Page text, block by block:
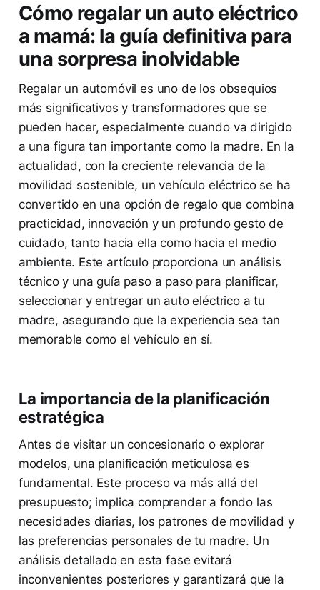
Cómo regalar un auto eléctrico
a mamá: la guía definitiva para
una sorpresa inolvidable
Regalar un automóvil es uno de los obsequios
más significativos y transformadores que se
pueden hacer, especialmente cuando va dirigido
a una figura tan importante como la madre. En la
actualidad, con la creciente relevancia de la
movilidad sostenible, un vehículo eléctrico se ha
convertido en una opción de regalo que combina
practicidad, innovación y un profundo gesto de
cuidado, tanto hacia ella como hacia el medio
ambiente. Este artículo proporciona un análisis
técnico y una guía paso a paso para planificar,
seleccionar y entregar un auto eléctrico a tu
madre, asegurando que la experiencia sea tan
memorable como el vehículo en sí.
La importancia de la planificación
estratégica
Antes de visitar un concesionario o explorar
modelos, una planificación meticulosa es
fundamental. Este proceso va más allá del
presupuesto; implica comprender a fondo las
necesidades diarias, los patrones de movilidad y
las preferencias personales de tu madre. Un
análisis detallado en esta fase evitará
inconvenientes posteriores y garantizará que la